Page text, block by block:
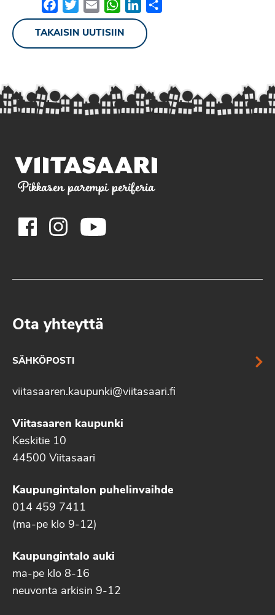
FacebookTwitterEmail WhatsApp
LinkedIn
TAKAISIN UUTISIIN
Pikkasen parempi periferia
Ota yhteyttä
SÄHKÖPOSTI
viitasaaren.kaupunki@viitasaari.fi
Viitasaaren kaupunki
Keskitie 10
44500 Viitasaari
Kaupungintalon puhelinvaihde
014 459 7411
(ma-pe klo 9-12)
Kaupungintalo auki
ma-pe klo 8-16
neuvonta arkisin 9-12